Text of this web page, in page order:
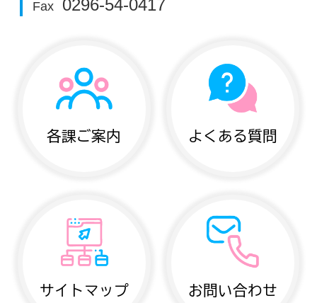
Fax
0296-54-0417
各課ご案内 よくある質問
サイトマップ お問い合わせ